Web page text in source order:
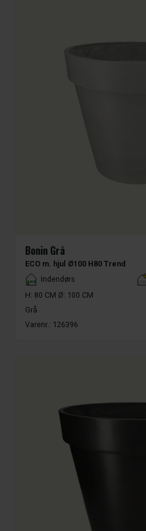
Bonin Grå
ECO m. hjul Ø100 H80 Trend
Placement
Indendørs
H: 80 CM Ø: 100 CM
Grå
Varenr.: 126396